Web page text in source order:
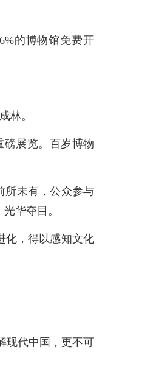
的博物馆免费开
林。
展览。百岁博物
所未有，公众参与
华夺目。
化，得以感知文化
现代中国，更不可